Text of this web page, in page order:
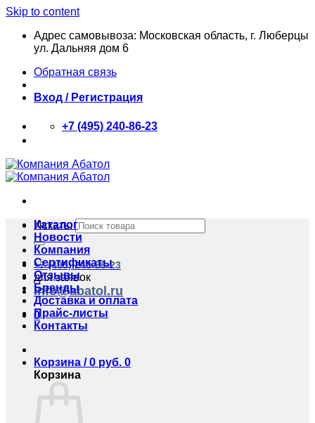
Skip to content
Адрес самовывоза: Московская область, г. Люберцы
ул. Дальняя дом 6
Обратная связь
Вход / Регистрация
+7 (495) 240-86-23
Искать:
+7 (495) 240-86-23
для заявок
info@abatol.ru
0
Каталог
Новости
Компания
Сертификаты
Отзывы
Бренды
Доставка и оплата
Прайс-листы
Контакты
Корзина /0 руб. 0
Корзина